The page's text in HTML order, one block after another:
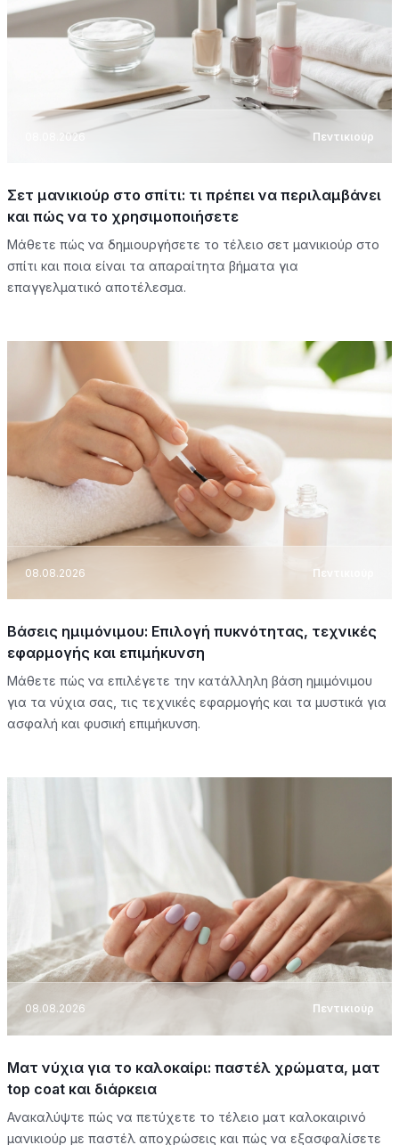
08.08.2026 Πεντικιούρ
Σετ μανικιούρ στο σπίτι: τι πρέπει να περιλαμβάνει
και πώς να το χρησιμοποιήσετε
Μάθετε πώς να δημιουργήσετε το τέλειο σετ μανικιούρ στο
σπίτι και ποια είναι τα απαραίτητα βήματα για
επαγγελματικό αποτέλεσμα.
08.08.2026 Πεντικιούρ
Βάσεις ημιμόνιμου: Επιλογή πυκνότητας, τεχνικές
εφαρμογής και επιμήκυνση
Μάθετε πώς να επιλέγετε την κατάλληλη βάση ημιμόνιμου
για τα νύχια σας, τις τεχνικές εφαρμογής και τα μυστικά για
ασφαλή και φυσική επιμήκυνση.
08.08.2026 Πεντικιούρ
Ματ νύχια για το καλοκαίρι: παστέλ χρώματα, ματ
top coat και διάρκεια
Ανακαλύψτε πώς να πετύχετε το τέλειο ματ καλοκαιρινό
μανικιούρ με παστέλ αποχρώσεις και πώς να εξασφαλίσετε